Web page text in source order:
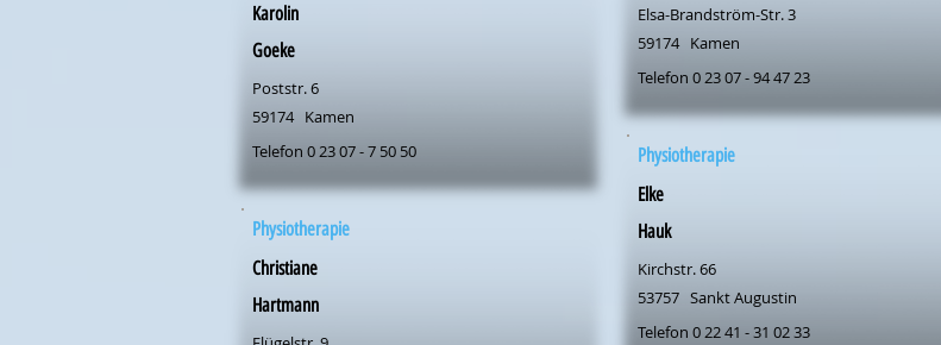
Karolin
Goeke
Poststr. 6
59174 Kamen
Telefon 0 23 07 - 7 50 50
Physiotherapie
Christiane
Hartmann
Elsa-Brandström-Str. 3
59174 Kamen
Telefon 0 23 07 - 94 47 23
Physiotherapie
Elke
Hauk
Kirchstr. 66
53757 Sankt Augustin
Telefon 0 22 41 - 31 02 33